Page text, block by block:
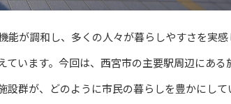
能が調和し、多くの人々が暮らしやすさを実感
います。今回は、西宮市の主要駅周辺にある
群が、どのように市民の暮らしを豊かにして